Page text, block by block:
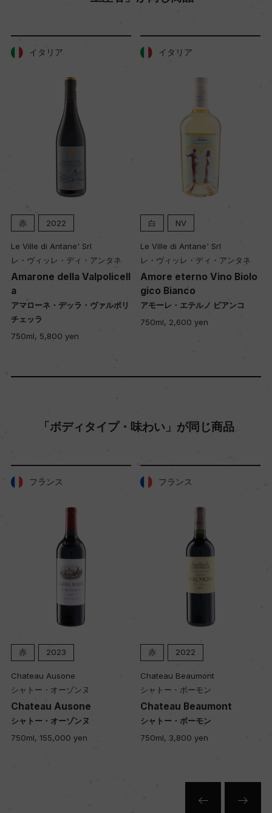
イタリア
赤 2022
Le Ville di Antane' Srl
レ・ヴィッレ・ディ・アンタネ
Amarone della Valpolicell
a
アマローネ・デッラ・ヴァルポリ
チェッラ
750ml, 5,800 yen
イタリア
白 NV
Le Ville di Antane' Srl
レ・ヴィッレ・ディ・アンタネ
Amore eterno Vino Biolo
gico Bianco
アモーレ・エテルノ ビアンコ
750ml, 2,600 yen
「ボディタイプ・味わい」が同じ商品
フランス
赤 2023
Chateau Ausone
シャトー・オーゾンヌ
Chateau Ausone
シャトー・オーゾンヌ
750ml, 155,000 yen
フランス
赤 2022
Chateau Beaumont
シャトー・ボーモン
Chateau Beaumont
シャトー・ボーモン
750ml, 3,800 yen